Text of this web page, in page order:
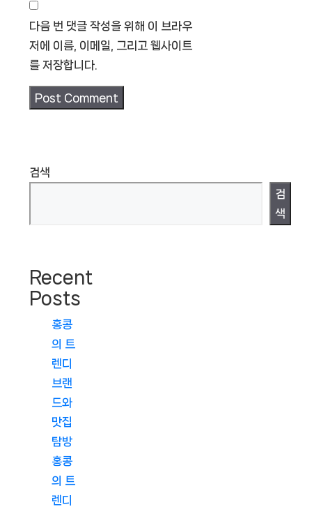
다음 번 댓글 작성을 위해 이 브라우
저에 이름, 이메일, 그리고 웹사이트
를 저장합니다.
검색
검
색
Recent
Posts
홍콩
의 트
렌디
브랜
드와
맛집
탐방
홍콩
의 트
렌디